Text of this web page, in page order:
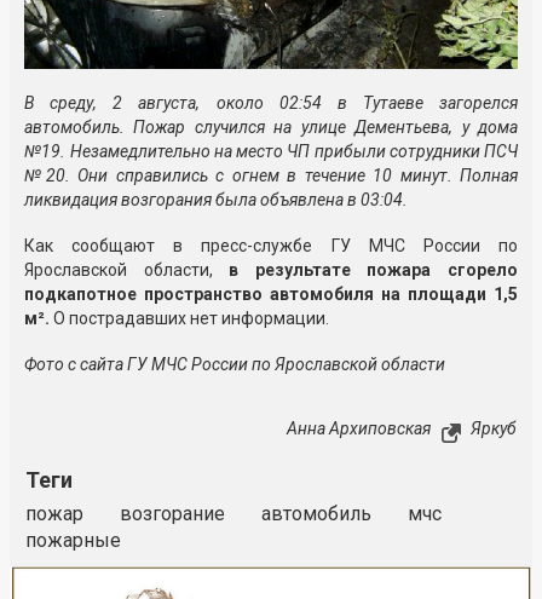
В среду, 2 августа, около 02:54 в Тутаеве загорелся
автомобиль. Пожар случился на улице Дементьева, у дома
№19. Незамедлительно на место ЧП прибыли сотрудники ПСЧ
№20. Они справились с огнем в течение 10 минут. Полная
ликвидация возгорания была объявлена в 03:04.
Как сообщают в пресс-службе ГУ МЧС России по
Ярославской области, в результате пожара сгорело
подкапотное пространство автомобиля на площади 1,5
м². О пострадавших нет информации.
Фото с сайта ГУ МЧС России по Ярославской области
Анна Архиповская Яркуб
Теги
пожар возгорание автомобиль
мчс
пожарные